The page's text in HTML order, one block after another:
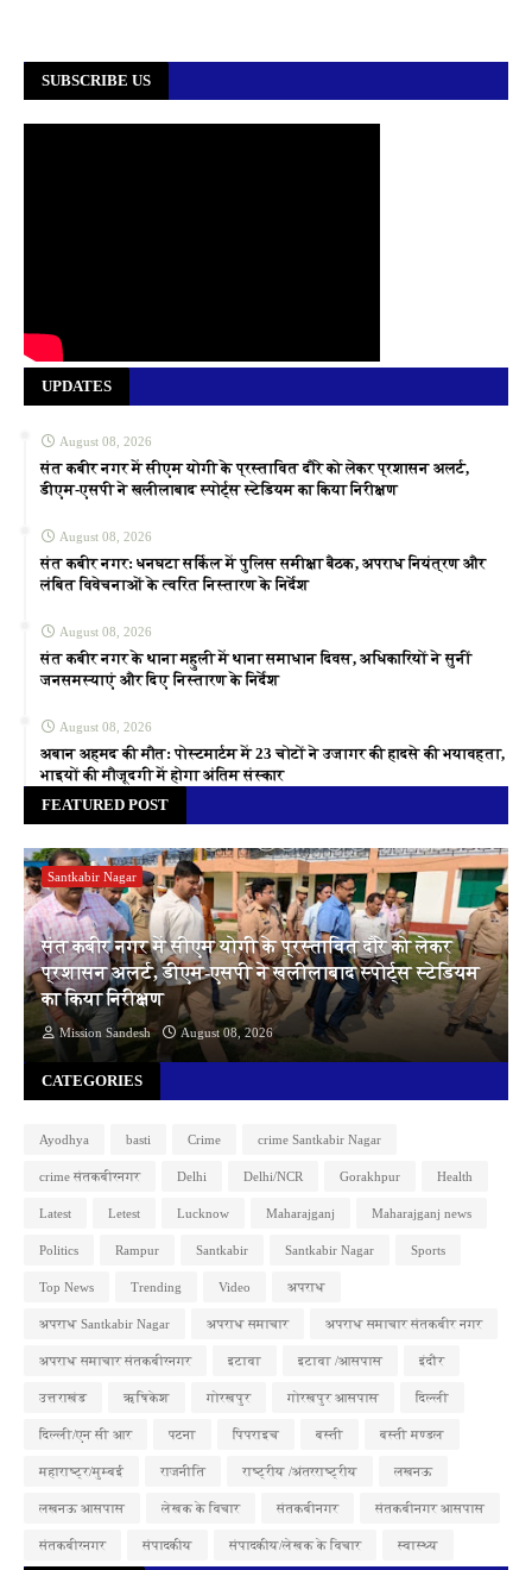
SUBSCRIBE US
UPDATES
August 08, 2026
संत कबीर नगर में सीएम योगी के प्रस्तावित दौरे को लेकर प्रशासन अलर्ट,
डीएम-एसपी ने खलीलाबाद स्पोर्ट्स स्टेडियम का किया निरीक्षण
August 08, 2026
संत कबीर नगर: धनघटा सर्किल में पुलिस समीक्षा बैठक, अपराध नियंत्रण और
लंबित विवेचनाओं के त्वरित निस्तारण के निर्देश
August 08, 2026
संत कबीर नगर के थाना महुली में थाना समाधान दिवस, अधिकारियों ने सुनीं
जनसमस्याएं और दिए निस्तारण के निर्देश
August 08, 2026
अबान अहमद की मौत: पोस्टमार्टम में 23 चोटों ने उजागर की हादसे की भयावहता,
भाइयों की मौजूदगी में होगा अंतिम संस्कार
FEATURED POST
Santkabir Nagar
संत कबीर नगर में सीएम योगी के प्रस्तावित दौरे को लेकर
प्रशासन अलर्ट, डीएम-एसपी ने खलीलाबाद स्पोर्ट्स स्टेडियम
का किया निरीक्षण
Mission Sandesh August 08, 2026
CATEGORIES
Ayodhya basti Crime crime Santkabir Nagar
crime संतकबीरनगर Delhi Delhi/NCR Gorakhpur Health
Latest Letest Lucknow Maharajganj Maharajganj news
Politics Rampur Santkabir Santkabir Nagar Sports
Top News Trending Video अपराध
अपराध Santkabir Nagar अपराध समाचार अपराध समाचार संतकबीर नगर
अपराध समाचार संतकबीरनगर इटावा इटावा /आसपास इंदौर
उत्तराखंड ऋषिकेश गोरखपुर गोरखपुर आसपास दिल्ली
दिल्ली/एन सी आर पटना पिपराइच बस्ती बस्ती मण्डल
महाराष्ट्र/मुम्बई राजनीति राष्ट्रीय /अंतरराष्ट्रीय लखनऊ
लखनऊ आसपास लेखक के विचार संतकबीनगर संतकबीनगर आसपास
संतकबीरनगर संपादकीय संपादकीय/लेखक के विचार स्वास्थ्य